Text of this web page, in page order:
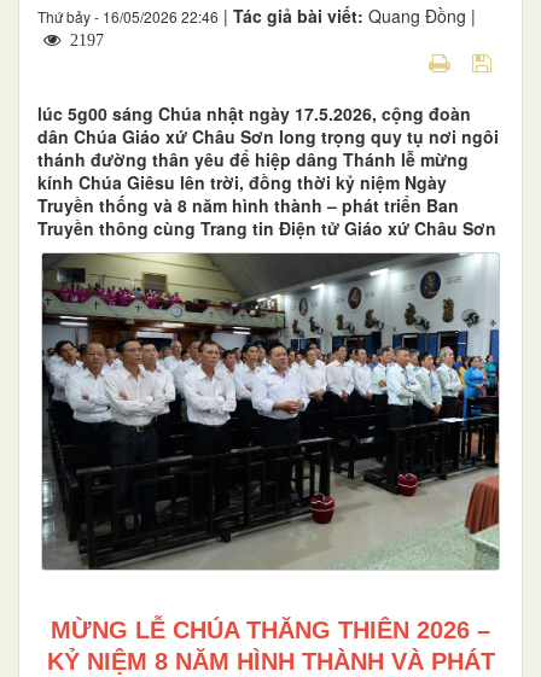
Thứ bảy - 16/05/2026 22:46 | Tác giả bài viết: Quang Đồng |
2197
lúc 5g00 sáng Chúa nhật ngày 17.5.2026, cộng đoàn
dân Chúa Giáo xứ Châu Sơn long trọng quy tụ nơi ngôi
thánh đường thân yêu để hiệp dâng Thánh lễ mừng
kính Chúa Giêsu lên trời, đồng thời kỷ niệm Ngày
Truyền thống và 8 năm hình thành – phát triển Ban
Truyền thông cùng Trang tin Điện tử Giáo xứ Châu Sơn
MỪNG LỄ CHÚA THĂNG THIÊN 2026 –
KỶ NIỆM 8 NĂM HÌNH THÀNH VÀ PHÁT